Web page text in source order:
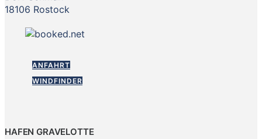
18106 Rostock
ANFAHRT
WINDFINDER
HAFEN GRAVELOTTE